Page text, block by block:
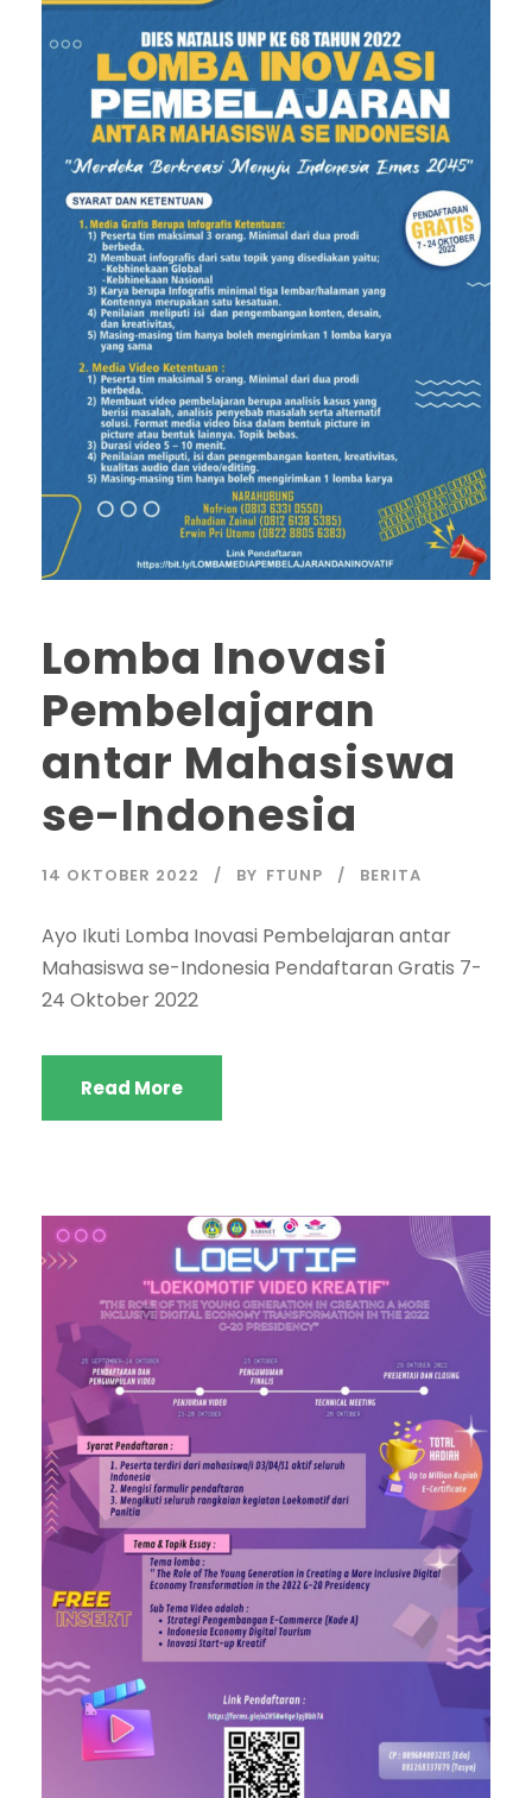
Lomba Inovasi
Pembelajaran
antar Mahasiswa
se-Indonesia
14 OKTOBER 2022 BY FTUNP BERITA
Ayo Ikuti Lomba Inovasi Pembelajaran antar
Mahasiswa se-Indonesia Pendaftaran Gratis 7-
24 Oktober 2022
Read More